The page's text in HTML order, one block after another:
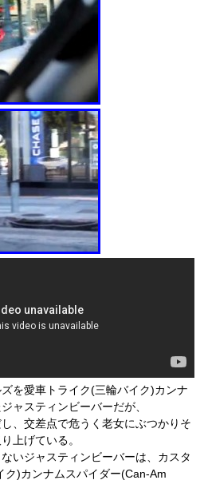
を愛車トライク(三輪バイク)カンナ
ャスティンビーバーだが、
、交差点で危うく老女にぶつかりそ
上げている。
いジャスティンビーバーは、カスタ
ク)カンナムスパイダー(Can-Am